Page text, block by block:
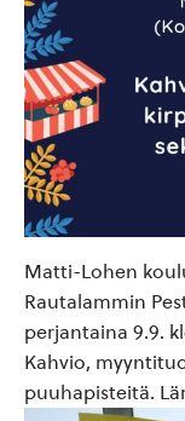
Matti-Lohen
Rautalammin
perjantaina 9.9.
Kahvio,
puuhapisteitä.